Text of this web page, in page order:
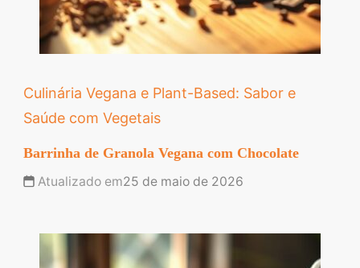
Culinária Vegana e Plant-Based: Sabor e
Saúde com Vegetais
Barrinha de Granola Vegana com Chocolate
Atualizado em25 de maio de 2026